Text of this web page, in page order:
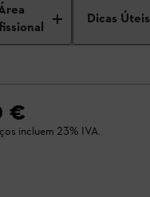
Dicas Úteis
€
incluem 23% IVA.